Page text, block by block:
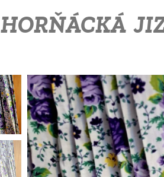
HORŇÁCKÁ